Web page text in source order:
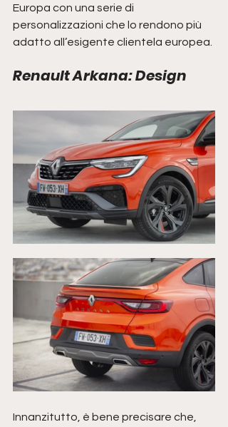
Europa con una serie di
personalizzazioni che lo rendono più
adatto all’esigente clientela europea.
Renault Arkana: Design
Innanzitutto, è bene precisare che,